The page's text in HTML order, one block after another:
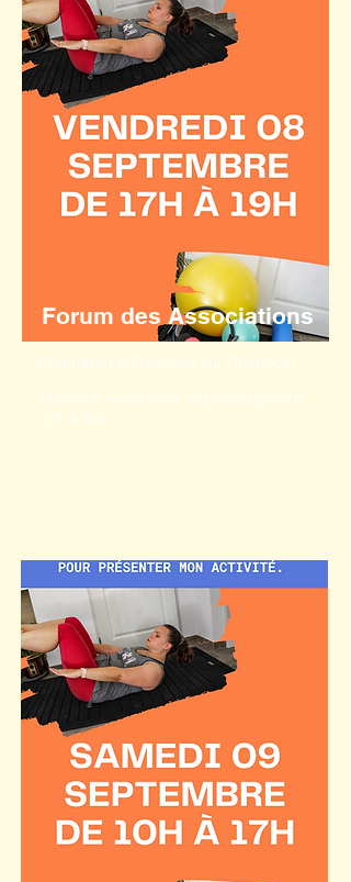
Forum des Associations
Gymnase La Fresnaye sur Chedouet
Stand de rencontre et de présentation de
17h à 19h.